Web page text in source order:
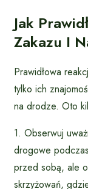
Jak
Zakazu I
Prawidłowa
tylko ich
na drodze. Oto
1. Obserwuj
drogowe
przed sobą, ale
skrzyżowań,